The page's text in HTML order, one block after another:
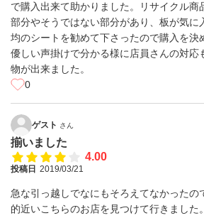
で購入出来て助かりました。リサイクル商
部分やそうではない部分があり、板が気に
均のシートを勧めて下さったので購入を決
優しい声掛けで分かる様に店員さんの対応
物が出来ました。
0
ゲスト さん
揃いました
4.00
投稿日 2019/03/21
急な引っ越しでなにもそろえてなかったの
的近いこちらのお店を見つけて行きました